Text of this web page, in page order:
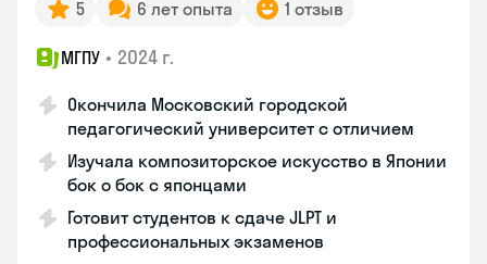
5 6 лет опыта 1 отзыв
МГПУ • 2024 г.
Окончила Московский городской
педагогический университет с отличием
Изучала композиторское искусство в Японии
бок о бок с японцами
Готовит студентов к сдаче JLPT и
профессиональных экзаменов